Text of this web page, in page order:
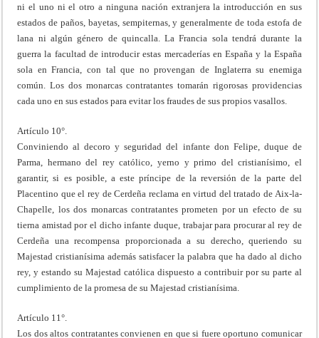
ni el uno ni el otro a ninguna nación extranjera la introducción en sus
estados de paños, bayetas, sempiternas, y generalmente de toda estofa de
lana ni algún género de quincalla. La Francia sola tendrá durante la
guerra la facultad de introducir estas mercaderías en España y la España
sola en Francia, con tal que no provengan de Inglaterra su enemiga
común. Los dos monarcas contratantes tomarán rigorosas providencias
cada uno en sus estados para evitar los fraudes de sus propios vasallos.
Artículo 10°.
Conviniendo al decoro y seguridad del infante don Felipe, duque de
Parma, hermano del rey católico, yerno y primo del cristianísimo, el
garantir, si es posible, a este príncipe de la reversión de la parte del
Placentino que el rey de Cerdeña reclama en virtud del tratado de Aix-la-
Chapelle, los dos monarcas contratantes prometen por un efecto de su
tierna amistad por el dicho infante duque, trabajar para procurar al rey de
Cerdeña una recompensa proporcionada a su derecho, queriendo su
Majestad cristianísima además satisfacer la palabra que ha dado al dicho
rey, y estando su Majestad católica dispuesto a contribuir por su parte al
cumplimiento de la promesa de su Majestad cristianísima.
Artículo 11°.
Los dos altos contratantes convienen en que si fuere oportuno comunicar